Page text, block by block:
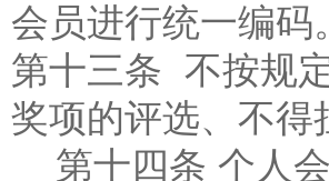
会员进行统一编码。
第十三条 不按规
奖项的评选、不
第十四条 个人